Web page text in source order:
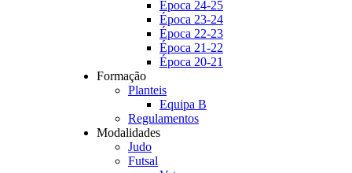
Época 24-25
Época 23-24
Época 22-23
Época 21-22
Época 20-21
Formação
Planteis
Equipa B
Regulamentos
Modalidades
Judo
Futsal